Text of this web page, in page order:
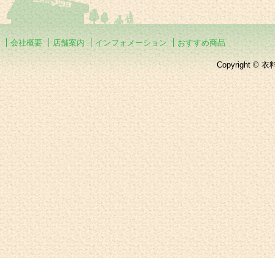
会社概要 店舗案内 インフォメーション おすすめ商品
Copyright © 衣